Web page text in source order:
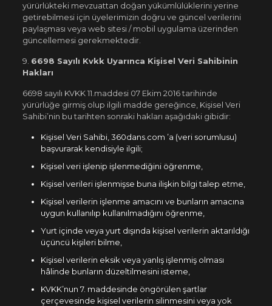
yürürlükteki mevzuattan doğan yükümlülüklerini yerine
getirebilmesi için üyelerimizin doğru ve güncel verilerini
paylaşması veya web sitesi / mobil uygulama üzerinden
güncellemesi gerekmektedir.
9. 6698 Sayılı Kvkk Uyarınca Kişisel Veri Sahibinin
Hakları
6698 sayılı KVKK 11.maddesi 07 Ekim 2016 tarihinde
yürürlüğe girmiş olup ilgili madde gereğince, Kişisel Veri
Sahibi’nin bu tarihten sonraki hakları aşağıdaki gibidir:
Kişisel Veri Sahibi, 360dans.com ’a (veri sorumlusu)
başvurarak kendisiyle ilgili;
Kişisel veri işlenip işlenmediğini öğrenme,
Kişisel verileri işlenmişse buna ilişkin bilgi talep etme,
Kişisel verilerin işlenme amacını ve bunların amacına
uygun kullanılıp kullanılmadığını öğrenme,
Yurt içinde veya yurt dışında kişisel verilerin aktarıldığı
üçüncü kişileri bilme,
Kişisel verilerin eksik veya yanlış işlenmiş olması
hâlinde bunların düzeltilmesini isteme,
KVKK’nun 7. maddesinde öngörülen şartlar
çerçevesinde kişisel verilerin silinmesini veya yok